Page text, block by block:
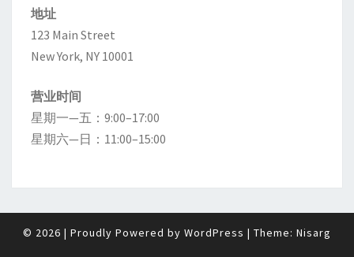
地址
123 Main Street
New York, NY 10001
营业时间
星期一—五：9:00–17:00
星期六—日：11:00–15:00
© 2026 | Proudly Powered by WordPress | Theme: Nisarg